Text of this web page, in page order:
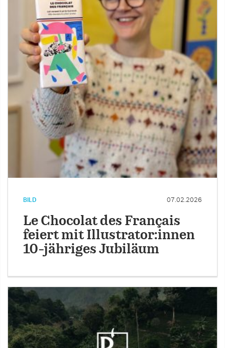
BILD 07.02.2026
Le Chocolat des Français
feiert mit Illustrator:innen
10-jähriges Jubiläum